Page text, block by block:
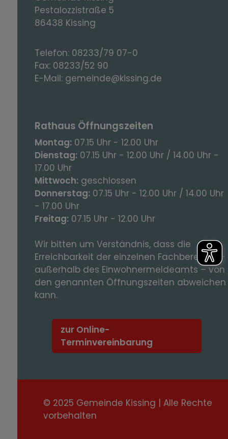
Pestalozzistraße 5
86438 Kissing
Telefon: 08233/79 07-0
Fax: 08233/52 90
E-Mail: gemeinde@kissing.de
Rathaus Öffnungszeiten
Montag: 07.15 Uhr - 12.00 Uhr
Dienstag: 07.15 Uhr - 12.00 Uhr / 14.00 Uhr -
17.00 Uhr
Mittwoch: geschlossen
Donnerstag: 07.15 Uhr - 12.00 Uhr / 14.00 Uhr
- 17.00 Uhr
Freitag: 07.15 Uhr - 12.00 Uhr
Wir bitten um Verständnis, dass die
Erreichbarkeit der einzelnen Fachbereiche -
außerhalb des Einwohnermeldeamts – von
den genannten Öffnungszeiten abweichen
kann.
zur Online-
Terminvereinbarung
© 2025 Gemeinde Kissing | Alle Rechte
vorbehalten